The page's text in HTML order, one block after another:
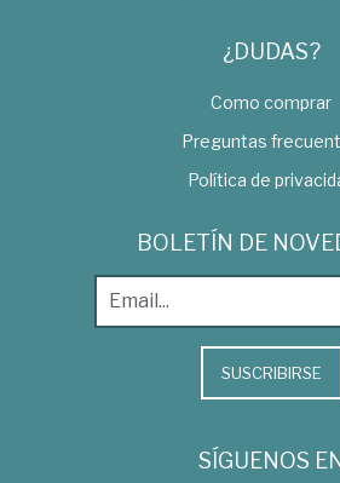
¿DUDAS?
Como comprar
Preguntas
Política de
BOLETÍN DE
SUSCRIBIRSE
SÍGUENOS EN